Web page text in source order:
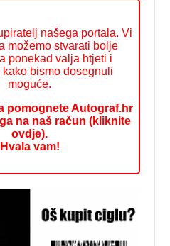
našega portala. Vi
možemo stvarati bolje
ponekad valja htjeti i
kako bismo dosegnuli
moguće.
pomognete Autograf.hr
na naš račun (kliknite
ovdje).
Hvala vam!